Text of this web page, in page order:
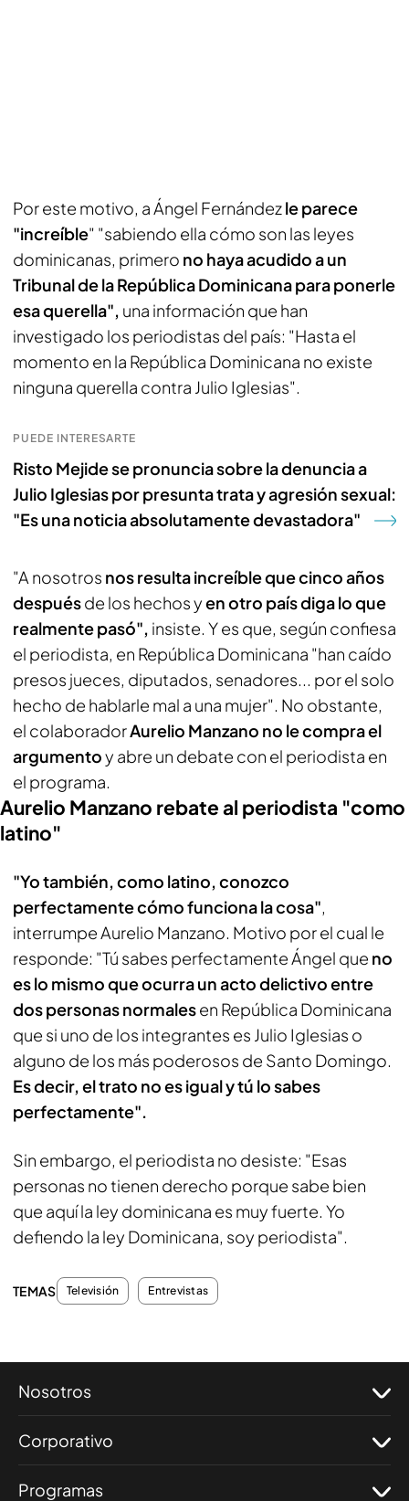
Por este motivo, a Ángel Fernándezle parece
"increíble" "sabiendo ella cómo son las leyes
dominicanas, primero no haya acudido a un
Tribunal de la República Dominicana para ponerle
esa querella", una información que han
investigado los periodistas del país: "Hasta el
momento en la República Dominicana no existe
ninguna querella contra Julio Iglesias".
PUEDE INTERESARTE
Risto Mejide se pronuncia sobre la denuncia a
Julio Iglesias por presunta trata y agresión sexual:
"Es una noticia absolutamente devastadora"
"A nosotros nos resulta increíble que cinco años
despuésde los hechos yen otro país diga lo que
realmente pasó", insiste. Y es que, según confiesa
el periodista, en República Dominicana "han caído
presos jueces, diputados, senadores... por el solo
hecho de hablarle mal a una mujer". No obstante,
el colaboradorAurelio Manzano no le compra el
argumentoy abre un debate con el periodista en
el programa.
Aurelio Manzano rebate al periodista "como
latino"
"Yo también, como latino, conozco
perfectamente cómo funciona la cosa",
interrumpe Aurelio Manzano. Motivo por el cual le
responde: "Tú sabes perfectamente Ángel que no
es lo mismo que ocurra un acto delictivo entre
dos personas normalesen República Dominicana
que si uno de los integrantes es Julio Iglesias o
alguno de los más poderosos de Santo Domingo.
Es decir, el trato no es igual y tú lo sabes
perfectamente".
Sin embargo, el periodista no desiste: "Esas
personas no tienen derecho porque sabe bien
que aquí la ley dominicana es muy fuerte. Yo
defiendo la ley Dominicana, soy periodista".
TEMAS Televisión Entrevistas
Nosotros
Corporativo
Programas